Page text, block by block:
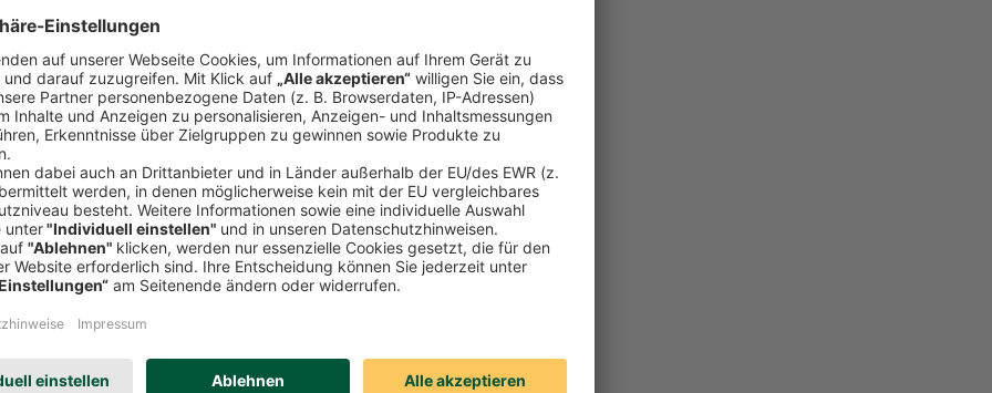
Folgen wasser- oder auch brandbedingter Schäden.